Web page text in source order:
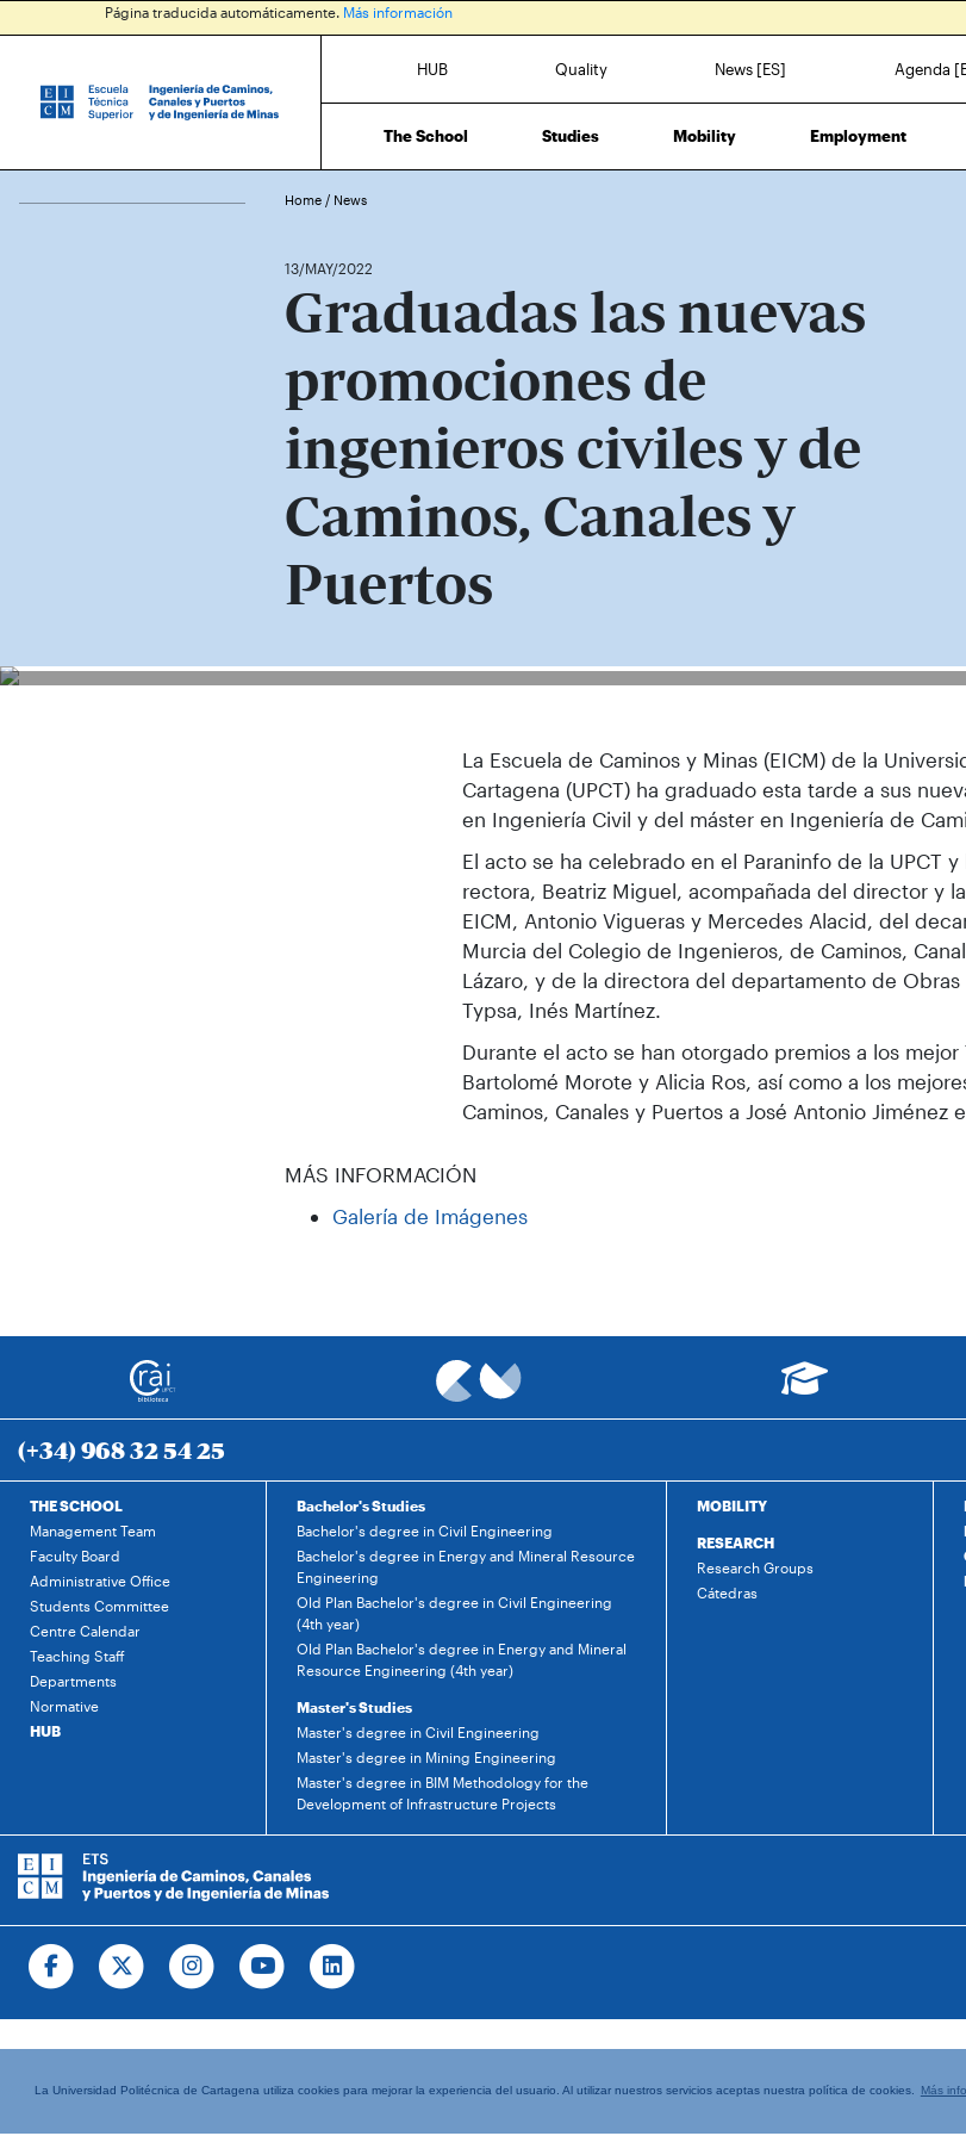
La Universidad Politécnica de Cartagena utiliza cookies para mejorar la experiencia del usuario. Al utilizar nuestros servicios aceptas nuestra política de cookies. Más
Página traducida automáticamente. Más información
HUB Quality News [ES] Agenda
The School Studies Mobility Employment
Home / News
13/MAY/2022
Graduadas las nuevas
promociones de
ingenieros civiles y de
Caminos, Canales y
Puertos
La Escuela de Caminos y Minas (EICM) de la
Cartagena (UPCT) ha graduado esta tarde a sus
en Ingeniería Civil y del máster en Ingeniería de
El acto se ha celebrado en el Paraninfo de la UPCT
rectora, Beatriz Miguel, acompañada del director y
EICM, Antonio Vigueras y Mercedes Alacid, del
Murcia del Colegio de Ingenieros, de Caminos,
Lázaro, y de la directora del departamento de
Typsa, Inés Martínez.
Durante el acto se han otorgado premios a los mejor
Bartolomé Morote y Alicia Ros, así como a los
Caminos, Canales y Puertos a José Antonio Jiménez
MÁS INFORMACIÓN
Galería de Imágenes
(+34) 968 32 54 25
THE SCHOOL
Management Team
Faculty Board
Administrative Office
Students Committee
Centre Calendar
Teaching Staff
Departments
Normative
HUB
Bachelor's Studies
Bachelor's degree in Civil Engineering
Bachelor's degree in Energy and Mineral Resource
Engineering
Old Plan Bachelor's degree in Civil Engineering
(4th year)
Old Plan Bachelor's degree in Energy and Mineral
Resource Engineering (4th year)
Master's Studies
Master's degree in Civil Engineering
Master's degree in Mining Engineering
Master's degree in BIM Methodology for the
Development of Infrastructure Projects
MOBILITY
RESEARCH
Research Groups
Cátedras